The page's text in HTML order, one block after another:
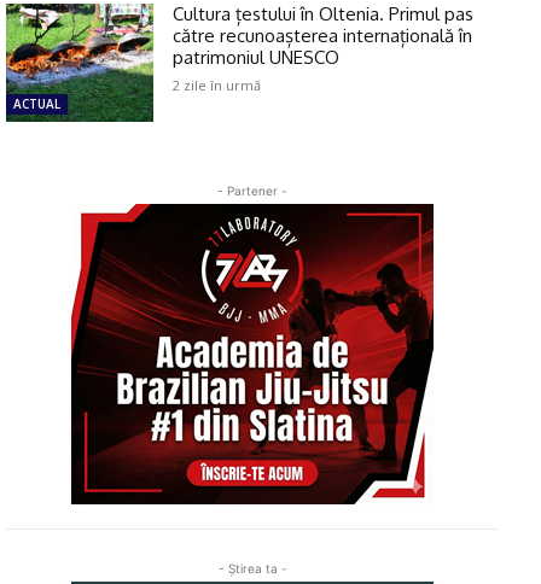
ACTUAL
Cultura țestului în Oltenia. Primul pas
către recunoașterea internațională în
patrimoniul UNESCO
2 zile în urmă
- Partener -
- Ştirea ta -